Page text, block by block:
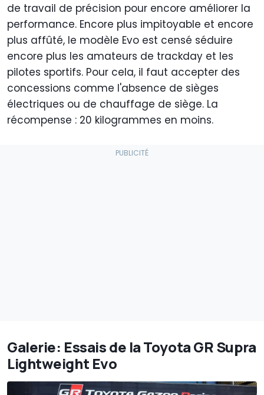
de travail de précision pour encore améliorer la
performance. Encore plus impitoyable et encore
plus affûté, le modèle Evo est censé séduire
encore plus les amateurs de trackday et les
pilotes sportifs. Pour cela, il faut accepter des
concessions comme l'absence de sièges
électriques ou de chauffage de siège. La
récompense : 20 kilogrammes en moins.
Galerie: Essais de la Toyota GR Supra
Lightweight Evo